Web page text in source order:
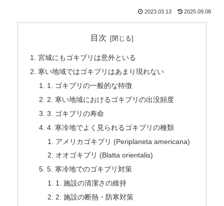
2023.03.13 2025.09.08
目次
宮城にもゴキブリは意外といる
寒い地域ではゴキブリはあまり現れない
1. ゴキブリの一般的な特徴
2. 寒い地域におけるゴキブリの出没頻度
3. ゴキブリの寿命
4. 寒冷地でよく見られるゴキブリの種類
アメリカゴキブリ (Periplaneta americana)
オオゴキブリ (Blatta orientalis)
5. 寒冷地でのゴキブリ対策
1. 施設の清潔さの維持
2. 施設の断熱・防寒対策